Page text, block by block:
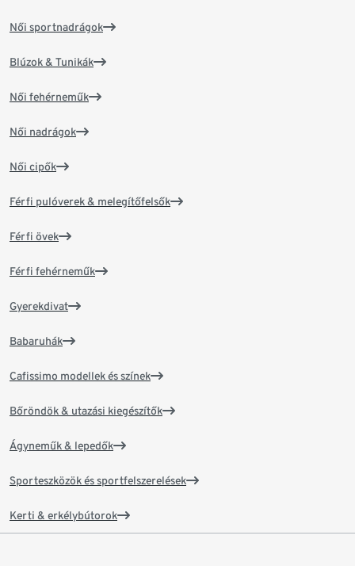
Női sportnadrágok
Blúzok & Tunikák
Női fehérneműk
Női nadrágok
Női cipők
Férfi pulóverek & melegítőfelsők
Férfi övek
Férfi fehérneműk
Gyerekdivat
Babaruhák
Cafissimo modellek és színek
Bőröndök & utazási kiegészítők
Ágyneműk & lepedők
Sporteszközök és sportfelszerelések
Kerti & erkélybútorok